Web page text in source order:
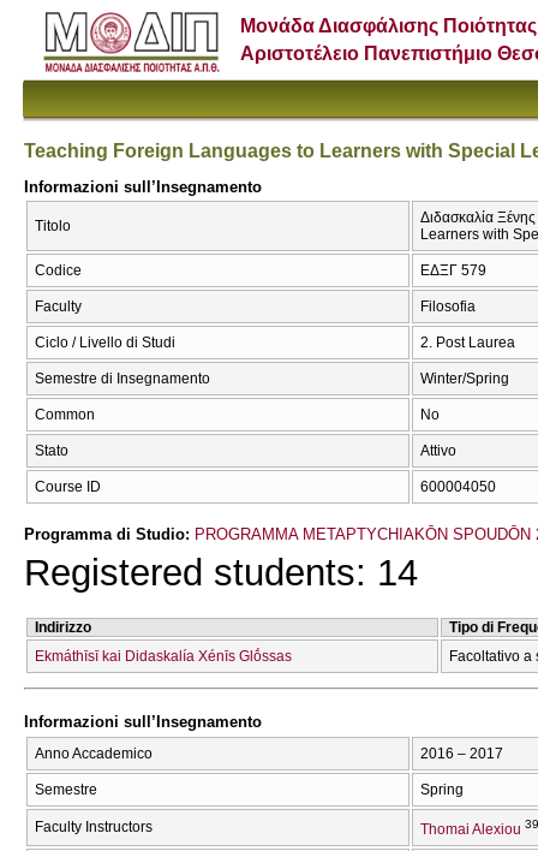
Μονάδα Διασφάλισης Ποιότητας
Αριστοτέλειο Πανεπιστήμιο
Teaching Foreign Languages to Learners with Special
Informazioni sull’Insegnamento
Titolo
Διδασκαλία
Learners with
Codice ΕΔΞΓ 579
Faculty Filosofia
Ciclo / Livello di Studi 2. Post Laurea
Semestre di Insegnamento Winter/Spring
Common No
Stato Attivo
Course ID 600004050
Programma di Studio: PROGRAMMA METAPTYCΗIAKŌN SPOUDŌN
Registered students: 14
Indirizzo
Tipo di
Ekmáthīsī kai Didaskalía Xénīs Glṓssas
Facoltativo a
Informazioni sull’Insegnamento
Anno Accademico 2016 – 2017
Semestre Spring
Faculty Instructors Thomai Alexiou